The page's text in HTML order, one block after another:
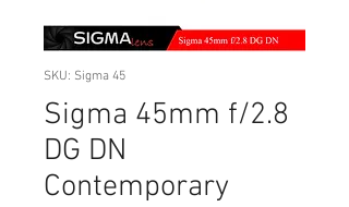
SKU: Sigma 45
Sigma 45mm f/2.8
DG DN
Contemporary